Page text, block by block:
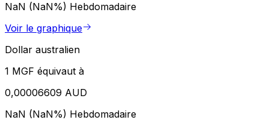
NaN (NaN%) Hebdomadaire
Voir le graphique
Dollar australien
1 MGF équivaut à
0,00006609 AUD
NaN (NaN%) Hebdomadaire